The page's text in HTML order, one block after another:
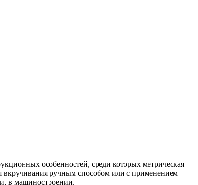
особенностей, среди которых метрическая
вкручивания ручным способом или с применением
в машиностроении.